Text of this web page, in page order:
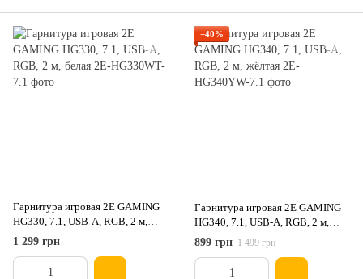
Гарнитура игровая 2E GAMING
HG330, 7.1, USB-A, RGB, 2 м,
белая
1 299 грн
−40%
Гарнитура игровая 2E GAMING
HG340, 7.1, USB-A, RGB, 2 м,
жёлтая
899 грн 1 499 грн